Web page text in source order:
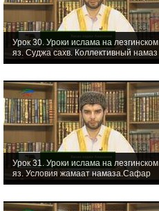
Урок 30. Уроки ислама на лезгинском
яз. Суджа сахв. Коллективный намаз
Урок 31. Уроки ислама на лезгинском
яз. Условия жамаат намаза.Сафар